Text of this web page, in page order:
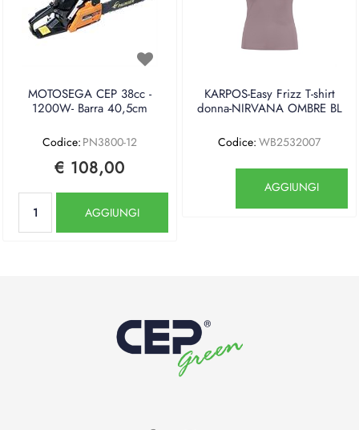
MOTOSEGA CEP 38cc -
1200W- Barra 40,5cm
Codice: PN3800-12
€ 108,00
AGGIUNGI
KARPOS-Easy Frizz T-shirt
donna-NIRVANA OMBRE BL
Codice: WB2532007
AGGIUNGI